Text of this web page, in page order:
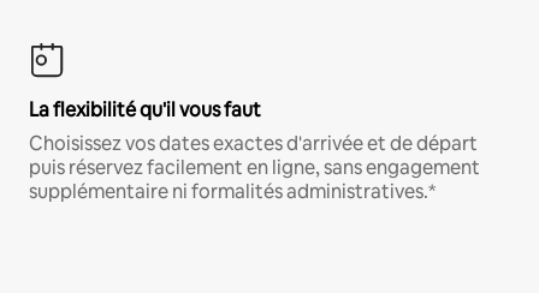
La flexibilité qu'il vous faut
Choisissez vos dates exactes d'arrivée et de départ
puis réservez facilement en ligne, sans engagement
supplémentaire ni formalités administratives.*